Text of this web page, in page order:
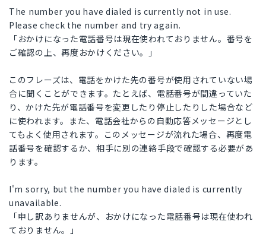
The number you have dialed is currently not in use.
Please check the number and try again.
「おかけになった電話番号は現在使われておりません。番号を
ご確認の上、再度おかけください。」
このフレーズは、電話をかけた先の番号が使用されていない場
合に聞くことができます。たとえば、電話番号が間違っていた
り、かけた先が電話番号を変更したり停止したりした場合など
に使われます。また、電話会社からの自動応答メッセージとし
てもよく使用されます。このメッセージが流れた場合、再度電
話番号を確認するか、相手に別の連絡手段で確認する必要があ
ります。
I'm sorry, but the number you have dialed is currently
unavailable.
「申し訳ありませんが、おかけになった電話番号は現在使われ
ておりません。」